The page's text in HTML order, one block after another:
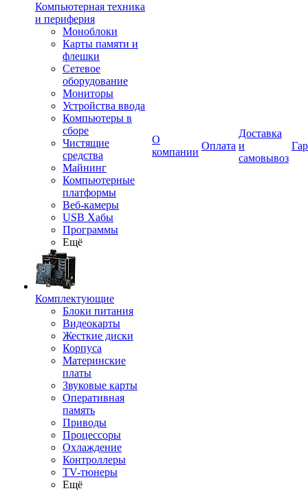
Компьютерная техника
и периферия
Моноблоки
Карты памяти и
флешки
Сетевое
оборудование
Мониторы
Устройства ввода
Компьютеры в
сборе
Чистящие
средства
Майнинг
Компьютерные
платформы
Веб-камеры
USB Хабы
Программы
Ещё
Комплектующие
Блоки питания
Видеокарты
Жесткие диски
Корпуса
Материнские
платы
Звуковые карты
Оперативная
память
Приводы
Процессоры
Охлаждение
Контроллеры
TV-тюнеры
Ещё
О
компании
Оплата
Доставка
и
самовывоз